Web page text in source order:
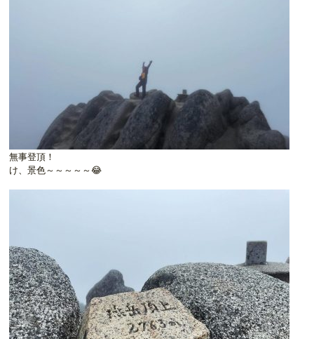
無事登頂！
け、景色～～～～～😂